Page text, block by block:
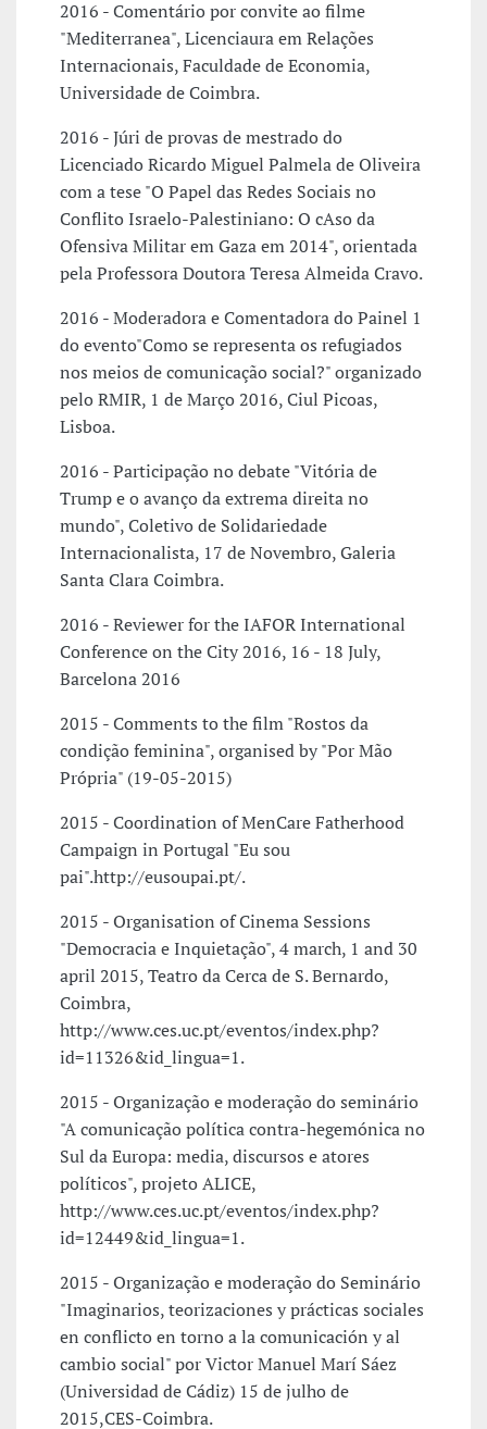
2016 - Comentário por convite ao filme
"Mediterranea", Licenciaura em Relações
Internacionais, Faculdade de Economia,
Universidade de Coimbra.
2016 - Júri de provas de mestrado do
Licenciado Ricardo Miguel Palmela de Oliveira
com a tese "O Papel das Redes Sociais no
Conflito Israelo-Palestiniano: O cAso da
Ofensiva Militar em Gaza em 2014", orientada
pela Professora Doutora Teresa Almeida Cravo.
2016 - Moderadora e Comentadora do Painel 1
do evento"Como se representa os refugiados
nos meios de comunicação social?" organizado
pelo RMIR, 1 de Março 2016, Ciul Picoas,
Lisboa.
2016 - Participação no debate "Vitória de
Trump e o avanço da extrema direita no
mundo", Coletivo de Solidariedade
Internacionalista, 17 de Novembro, Galeria
Santa Clara Coimbra.
2016 - Reviewer for the IAFOR International
Conference on the City 2016, 16 - 18 July,
Barcelona 2016
2015 - Comments to the film "Rostos da
condição feminina", organised by "Por Mão
Própria" (19-05-2015)
2015 - Coordination of MenCare Fatherhood
Campaign in Portugal "Eu sou
pai".http://eusoupai.pt/.
2015 - Organisation of Cinema Sessions
"Democracia e Inquietação", 4 march, 1 and 30
april 2015, Teatro da Cerca de S. Bernardo,
Coimbra,
http://www.ces.uc.pt/eventos/index.php?
id=11326&id_lingua=1.
2015 - Organização e moderação do seminário
"A comunicação política contra-hegemónica no
Sul da Europa: media, discursos e atores
políticos", projeto ALICE,
http://www.ces.uc.pt/eventos/index.php?
id=12449&id_lingua=1.
2015 - Organização e moderação do Seminário
"Imaginarios, teorizaciones y prácticas sociales
en conflicto en torno a la comunicación y al
cambio social" por Victor Manuel Marí Sáez
(Universidad de Cádiz) 15 de julho de
2015,CES-Coimbra.